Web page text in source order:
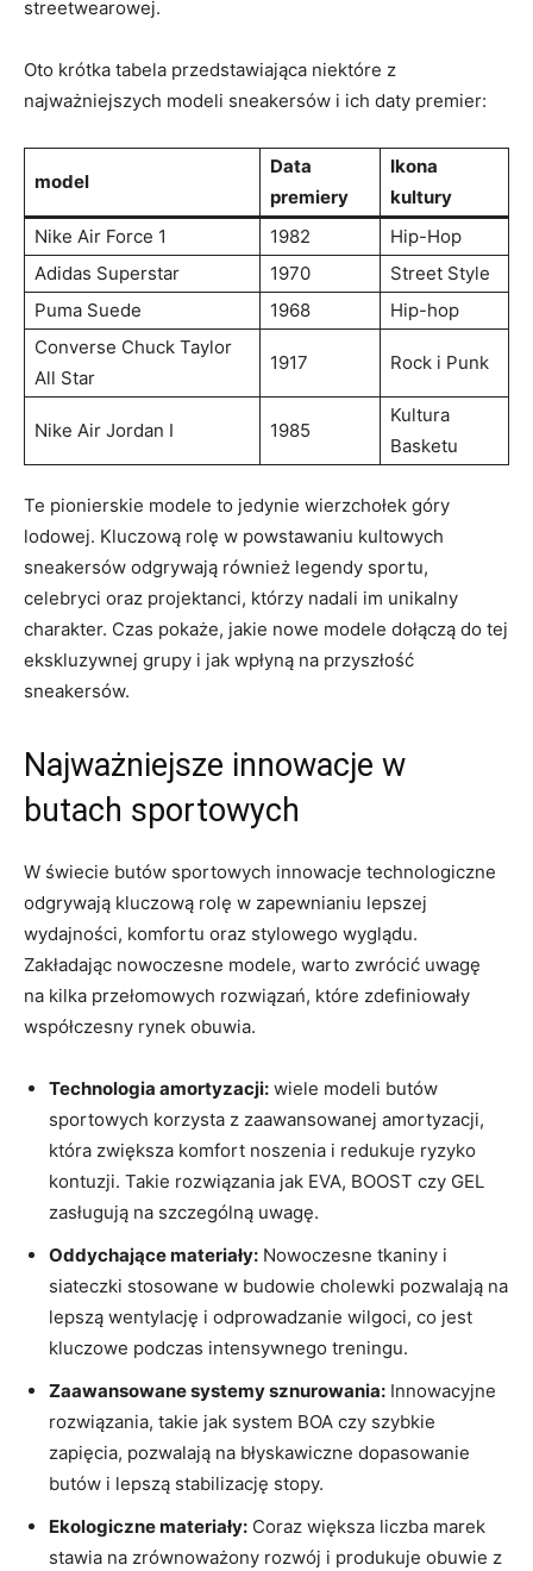
streetwearowej.
Oto krótka tabela przedstawiająca niektóre z
najważniejszych modeli sneakersów i ⁤ich‍ daty premier:
model
Data
premiery
Ikona
‌kultury
Nike Air Force ⁣1
1982
Hip-Hop
Adidas‍ Superstar
1970
Street Style
Puma Suede
1968
Hip-hop
Converse Chuck Taylor
All‌ Star
1917 Rock ‌i Punk
Nike Air ⁢Jordan I 1985
Kultura
Basketu
Te pionierskie modele to jedynie wierzchołek góry
lodowej. ⁢Kluczową rolę w ⁤powstawaniu‍ kultowych
⁢sneakersów‍ odgrywają​ również ​legendy sportu,
celebryci​ oraz projektanci, którzy nadali im unikalny
charakter. Czas pokaże,‍ jakie nowe modele dołączą do tej
ekskluzywnej grupy i jak ​wpłyną na przyszłość
sneakersów.
Najważniejsze innowacje ‍w
butach sportowych
W świecie ⁤butów sportowych ⁣innowacje⁣ technologiczne
odgrywają kluczową rolę w zapewnianiu lepszej
wydajności, komfortu⁢ oraz ⁣stylowego wyglądu.
‍Zakładając⁢ nowoczesne modele,⁤ warto zwrócić uwagę
na kilka ‌przełomowych rozwiązań, ​które zdefiniowały
⁢współczesny⁢ rynek obuwia.
Technologia amortyzacji: wiele modeli ​butów
sportowych korzysta z zaawansowanej amortyzacji,
która‍ zwiększa komfort ⁣noszenia i ‍redukuje ryzyko
kontuzji. Takie rozwiązania jak⁤ EVA,⁤ BOOST czy GEL
zasługują na szczególną uwagę.
Oddychające materiały: Nowoczesne tkaniny i
siateczki stosowane⁣ w ⁤budowie cholewki pozwalają na
lepszą wentylację ‌i odprowadzanie ‍wilgoci, ‌co jest
⁣kluczowe podczas intensywnego treningu.
Zaawansowane systemy sznurowania: Innowacyjne
rozwiązania, takie jak system BOA ‍czy⁤ szybkie
‌zapięcia,​ pozwalają​ na ⁢błyskawiczne dopasowanie
butów i lepszą stabilizację stopy.
Ekologiczne materiały: Coraz‌ większa⁤ liczba marek
stawia⁣ na zrównoważony rozwój i produkuje obuwie z‍